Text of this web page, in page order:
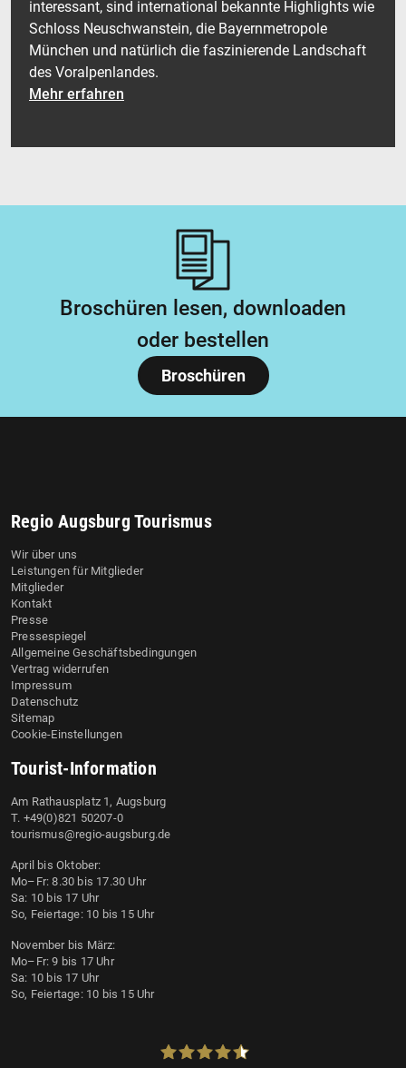
interessant, sind international bekannte Highlights wie
Schloss Neuschwanstein, die Bayernmetropole
München und natürlich die faszinierende Landschaft
des Voralpenlandes.
Mehr erfahren
Broschüren lesen, downloaden
oder bestellen
Broschüren
Regio Augsburg Tourismus
Wir über uns
Leistungen für Mitglieder
Mitglieder
Kontakt
Presse
Pressespiegel
Allgemeine Geschäftsbedingungen
Vertrag widerrufen
Impressum
Datenschutz
Sitemap
Cookie-Einstellungen
Tourist-Information
Am Rathausplatz 1, Augsburg
T. +49(0)821 50207-0
tourismus@regio-augsburg.de
April bis Oktober:
Mo–Fr: 8.30 bis 17.30 Uhr
Sa: 10 bis 17 Uhr
So, Feiertage: 10 bis 15 Uhr
November bis März:
Mo–Fr: 9 bis 17 Uhr
Sa: 10 bis 17 Uhr
So, Feiertage: 10 bis 15 Uhr